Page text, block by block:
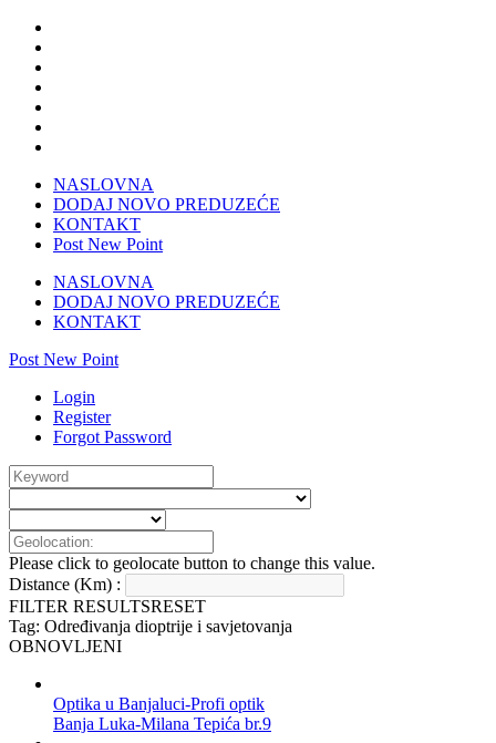
NASLOVNA
DODAJ NOVO PREDUZEĆE
KONTAKT
Post New Point
NASLOVNA
DODAJ NOVO PREDUZEĆE
KONTAKT
Post New Point
Login
Register
Forgot Password
Please click to geolocate button to change this value.
Distance (Km) :
FILTER RESULTSRESET
Tag: Određivanja dioptrije i savjetovanja
OBNOVLJENI
Optika u Banjaluci-Profi optik
Banja Luka-Milana Tepića br.9